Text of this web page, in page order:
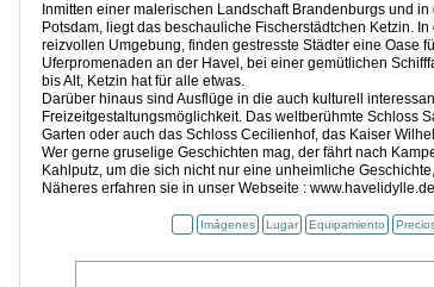
Inmitten einer malerischen Landschaft Brandenburgs und
Potsdam, liegt das beschauliche Fischerstädtchen Ketzin.
reizvollen Umgebung, finden gestresste Städter eine Oase
Uferpromenaden an der Havel, bei einer gemütlichen
bis Alt, Ketzin hat für alle etwas.
Darüber hinaus sind Ausflüge in die auch kulturell
Freizeitgestaltungsmöglichkeit. Das weltberühmte Schloss
Garten oder auch das Schloss Cecilienhof, das Kaiser
Wer gerne gruselige Geschichten mag, der fährt nach
Kahlputz, um die sich nicht nur eine unheimliche
Näheres erfahren sie in unser Webseite : www.havelidylle.de
Imágenes Lugar Equipamiento